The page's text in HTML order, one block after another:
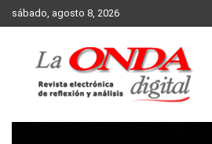
Skip
to
sábado, agosto 8, 2026